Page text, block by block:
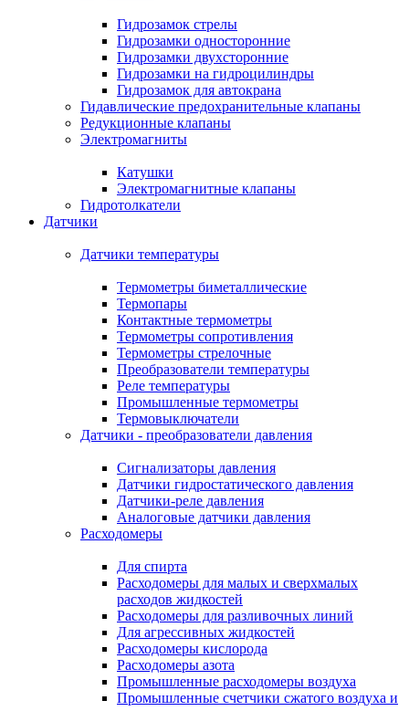
Гидрозамок стрелы
Гидрозамки односторонние
Гидрозамки двухсторонние
Гидрозамки на гидроцилиндры
Гидрозамок для автокрана
Гидавлические предохранительные клапаны
Редукционные клапаны
Электромагниты
Катушки
Электромагнитные клапаны
Гидротолкатели
Датчики
Датчики температуры
Термометры биметаллические
Термопары
Контактные термометры
Термометры сопротивления
Термометры стрелочные
Преобразователи температуры
Реле температуры
Промышленные термометры
Термовыключатели
Датчики - преобразователи давления
Сигнализаторы давления
Датчики гидростатического давления
Датчики-реле давления
Аналоговые датчики давления
Расходомеры
Для спирта
Расходомеры для малых и сверхмалых
расходов жидкостей
Расходомеры для разливочных линий
Для агрессивных жидкостей
Расходомеры кислорода
Расходомеры азота
Промышленные расходомеры воздуха
Промышленные счетчики сжатого воздуха и